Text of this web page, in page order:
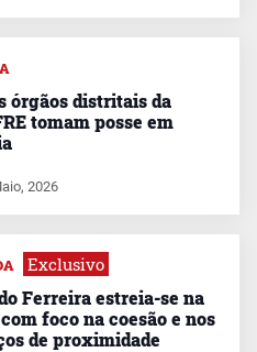
órgãos distritais da
tomam posse em
2026
Exclusivo
Ferreira estreia-se na
foco na coesão e nos
de proximidade